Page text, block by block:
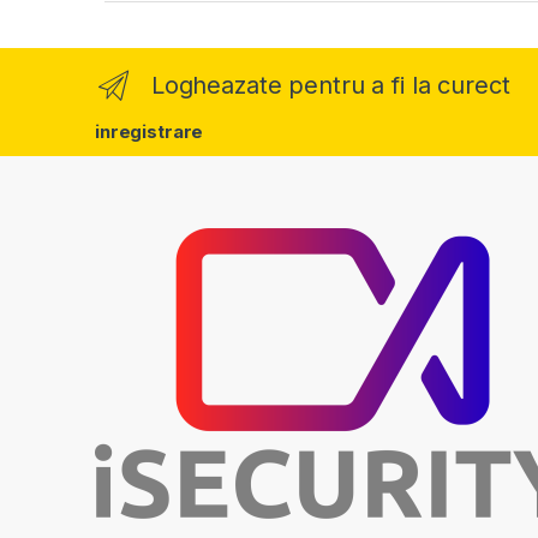
Logheazate pentru a fi la curect
inregistrare